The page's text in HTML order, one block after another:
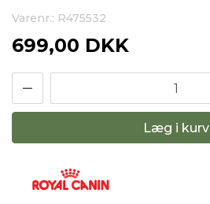
Varenr.: R475532
699,00 DKK
Læg i kurv